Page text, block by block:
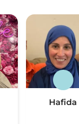
Hafida